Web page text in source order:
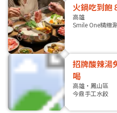
火鍋吃到飽
高雄
Smile One精緻
招牌酸辣湯
喝
高雄・鳳山區
今鼎手工水餃